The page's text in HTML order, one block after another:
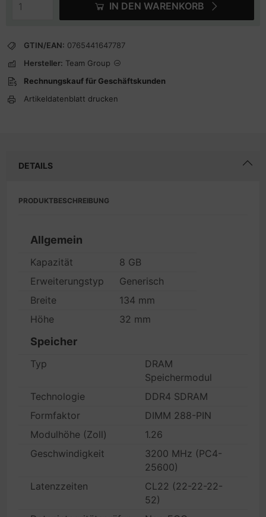
IN DEN WARENKORB
GTIN/EAN: 0765441647787
Hersteller: Team Group
Rechnungskauf für Geschäftskunden
Artikeldatenblatt drucken
DETAILS
PRODUKTBESCHREIBUNG
Allgemein
Kapazität
8 GB
Erweiterungstyp
Generisch
Breite
134 mm
Höhe
32 mm
Speicher
Typ
DRAM
Speichermodul
Technologie
DDR4 SDRAM
Formfaktor
DIMM 288-PIN
Modulhöhe (Zoll)
1.26
Geschwindigkeit
3200 MHz (PC4-
25600)
Latenzzeiten
CL22 (22-22-22-
52)